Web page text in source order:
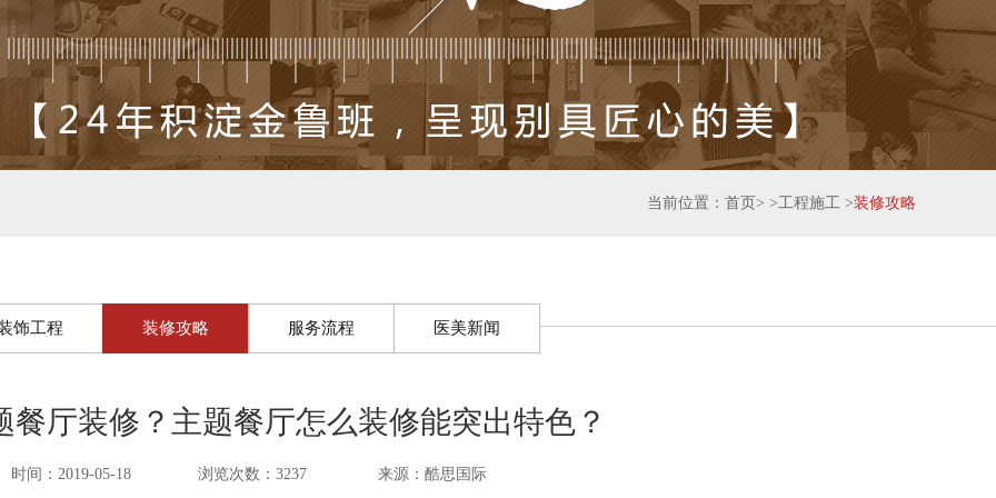
当前位置： 首页 > >工程施工 >装修攻略
饰工程 装修攻略 服务流程 医美新闻
餐厅装修？主题餐厅怎么装修能突出特色？
时间：2019-05-18 浏览次数：3237 来源：酷思国际